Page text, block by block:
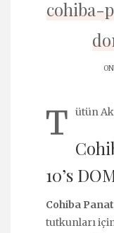
cohiba-
T ütün
10’s
Cohiba
tutkunları